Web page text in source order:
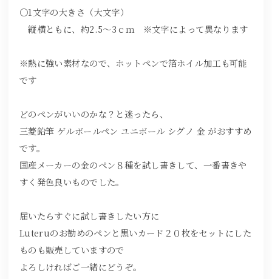
〇1文字の大きさ（大文字）
縦横ともに、約2.5～3ｃｍ ※文字によって異なります
※熱に強い素材なので、ホットペンで箔ホイル加工も可能
です
どのペンがいいのかな？と迷ったら、
三菱鉛筆 ゲルボールペン ユニボール シグノ 金 がおすすめ
です。
国産メーカーの金のペン８種を試し書きして、一番書きや
すく発色良いものでした。
届いたらすぐに試し書きしたい方に
Luteruのお勧めのペンと黒いカード２０枚をセットにした
ものも販売していますので
よろしければご一緒にどうぞ。